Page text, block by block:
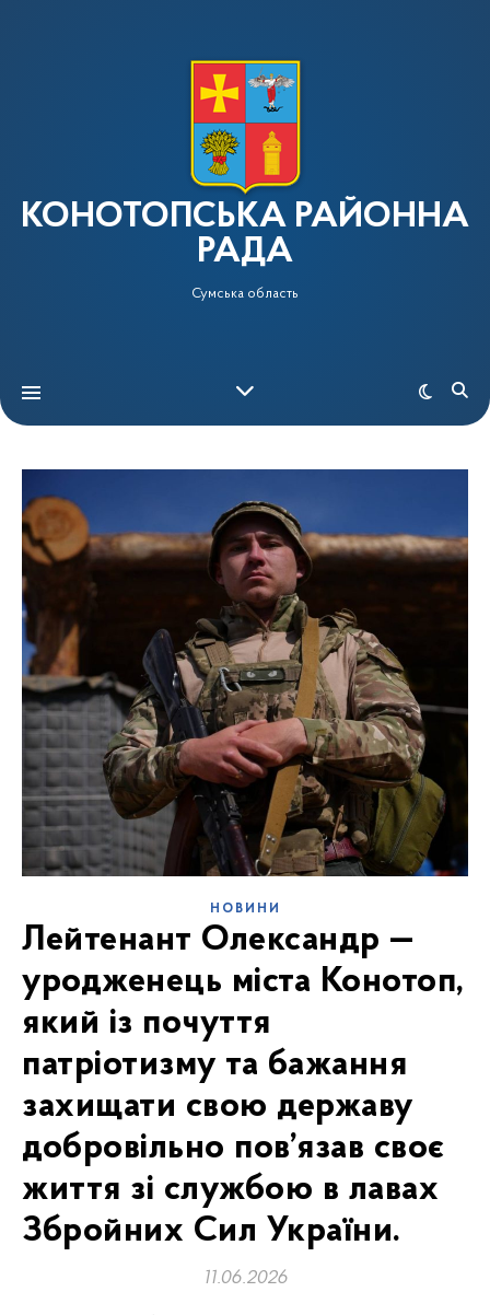
КОНОТОПСЬКА РАЙОННА
РАДА
Сумська область
НОВИНИ
Лейтенант Олександр —
уродженець міста Конотоп,
який із почуття
патріотизму та бажання
захищати свою державу
добровільно пов’язав своє
життя зі службою в лавах
Збройних Сил України.
11.06.2026